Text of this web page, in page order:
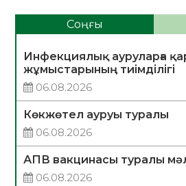
Соңғы
Инфекциялық ауруларға
жұмыстарының тиімділігі
06.08.2026
Көкжөтел ауруы туралы
06.08.2026
АПВ вакцинасы туралы
06.08.2026